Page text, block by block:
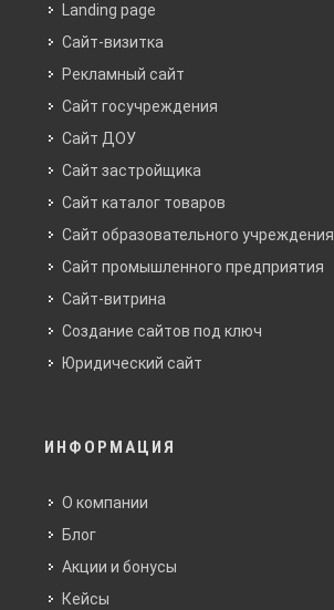
Landing page
Сайт-визитка
Рекламный сайт
Сайт госучреждения
Сайт ДОУ
Сайт застройщика
Сайт каталог товаров
Сайт образовательного учреждения
Сайт промышленного предприятия
Сайт-витрина
Создание сайтов под ключ
Юридический сайт
ИНФОРМАЦИЯ
О компании
Блог
Акции и бонусы
Кейсы